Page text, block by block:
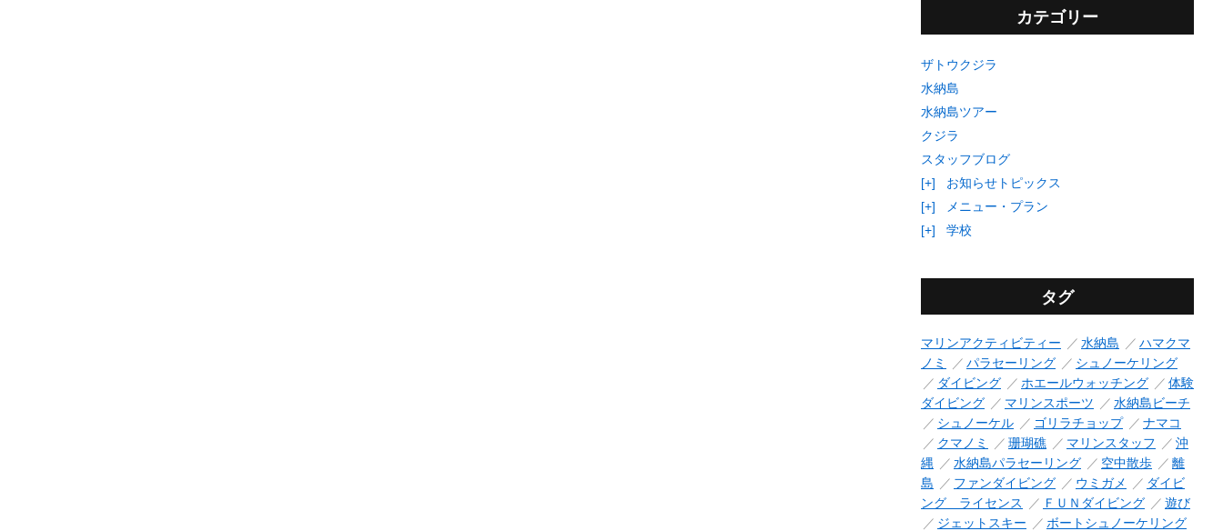
カテゴリー
ザトウクジラ
水納島
水納島ツアー
クジラ
スタッフブログ
[+]
お知らせトピックス
[+]
メニュー・プラン
[+]
学校
タグ
マリンアクティビティー 水納島
ハマクマ
ノミ
パラセーリング
シュノーケリング
ダイビング
ホエールウォッチング
体験
ダイビング
マリンスポーツ
水納島ビーチ
シュノーケル
ゴリラチョップ
ナマコ
クマノミ
珊瑚礁 マリンスタッフ
沖
縄
水納島パラセーリング 空中散歩
離
島
ファンダイビング ウミガメ
ダイビ
ング ライセンス
ＦＵＮダイビング
遊び
ジェットスキー
ボートシュノーケリング